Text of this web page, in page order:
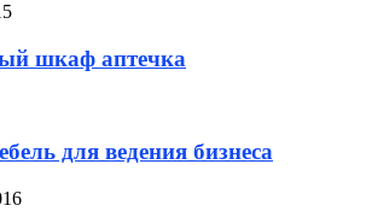
шкаф аптечка
для ведения бизнеса